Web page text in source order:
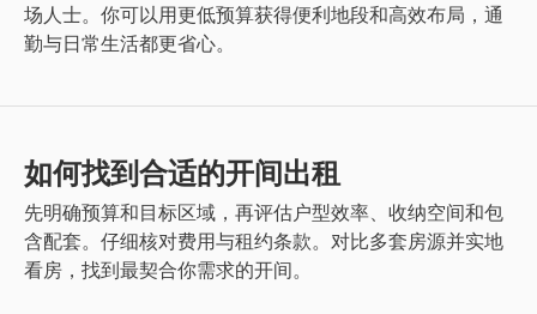
场人士。你可以用更低预算获得便利地段和高效布局，通
勤与日常生活都更省心。
如何找到合适的开间出租
先明确预算和目标区域，再评估户型效率、收纳空间和包
含配套。仔细核对费用与租约条款。对比多套房源并实地
看房，找到最契合你需求的开间。